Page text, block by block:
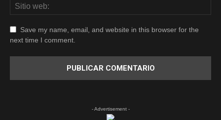
Save my name, email, and website in this browser for the
next time I comment.
- Advertisement -